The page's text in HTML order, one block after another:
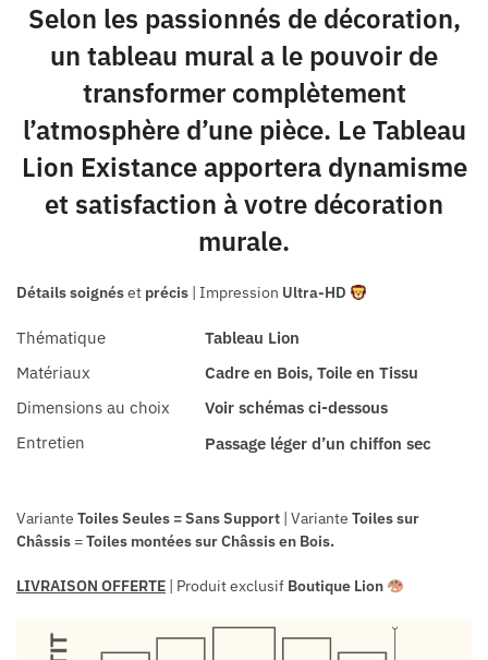
Selon les passionnés de décoration,
un tableau mural a le pouvoir de
transformer complètement
l’atmosphère d’une pièce. Le Tableau
Lion Existance apportera dynamisme
et satisfaction à votre décoration
murale.
Détails soignéset précis | Impression Ultra-HD
Thématique
Tableau Lion
Matériaux
Cadre en Bois, Toile en Tissu
Dimensions au choix
Voir schémas ci-dessous
Entretien
Passage léger d’un chiffon sec
Variante Toiles Seules = Sans Support | Variante Toiles sur
Châssis =Toiles montées surChâssis en Bois.
LIVRAISON OFFERTE | Produit exclusif Boutique Lion